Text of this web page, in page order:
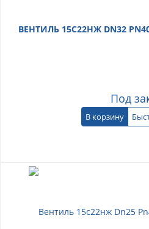
ВЕНТИЛЬ 15С22НЖ DN32
Под
В корзину